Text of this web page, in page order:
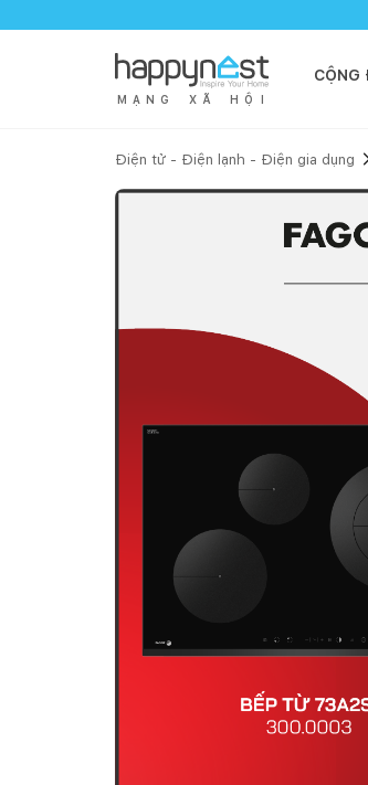
M Ạ N G X Ã H Ộ I
CỘNG
Điện tử - Điện lạnh - Điện gia dụng